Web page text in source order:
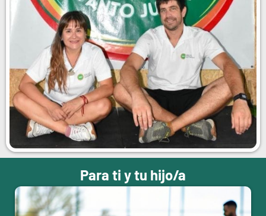
Para ti y tu hijo/a